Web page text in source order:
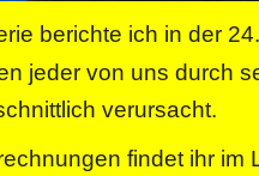
berichte ich in der
jeder von uns durch
verursacht.
findet ihr im